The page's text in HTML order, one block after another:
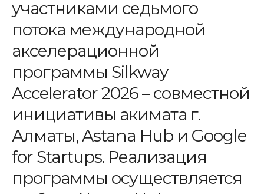
участниками седьмого
потока международной
акселерационной
программы Silkway
Accelerator 2026 – совместной
инициативы акимата г.
Алматы, Astana Hub и Google
for Startups. Реализация
программы осуществляется